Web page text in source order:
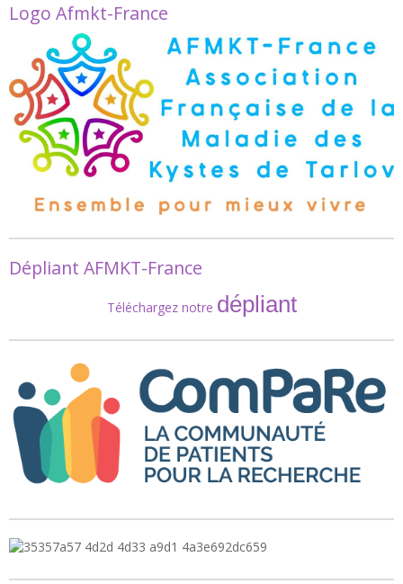
Logo Afmkt-France
Dépliant AFMKT-France
Téléchargez notre dépliant